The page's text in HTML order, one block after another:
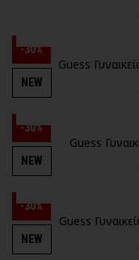
-30%
NEW
Guess
-30%
NEW
Guess
-30%
NEW
Guess